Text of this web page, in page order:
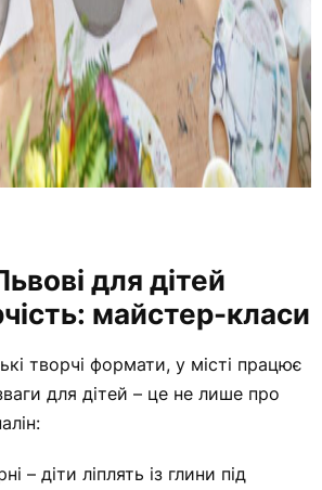
для дітей
майстер-класи
творчі формати, у місті працює
для дітей – це не лише про
– діти ліплять із глини під